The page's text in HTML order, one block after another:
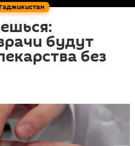
будут
без